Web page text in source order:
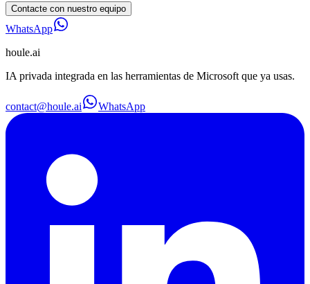
Contacte con nuestro equipo
WhatsApp
houle.ai
IA privada integrada en las herramientas de Microsoft que ya usas.
contact@houle.ai WhatsApp